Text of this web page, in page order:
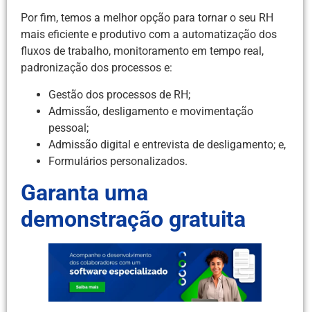
Por fim, temos a melhor opção para tornar o seu RH
mais eficiente e produtivo com a automatização dos
fluxos de trabalho, monitoramento em tempo real,
padronização dos processos e:
Gestão dos processos de RH;
Admissão, desligamento e movimentação
pessoal;
Admissão digital e entrevista de desligamento; e,
Formulários personalizados.
Garanta uma
demonstração gratuita